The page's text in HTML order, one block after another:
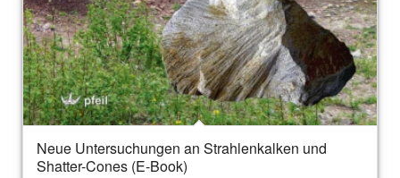
Neue Untersuchungen an Strahlenkalken und
Shatter-Cones (E-Book)